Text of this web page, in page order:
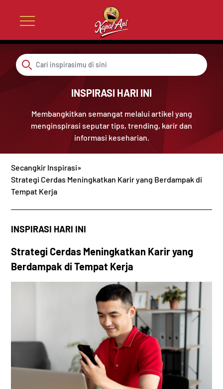
INSPIRASI HARI INI
Membangkitkan semangat melalui artikel yang
menginspirasi seputar tips, trending, karir dan
informasi keseharian.
Secangkir Inspirasi»
Strategi Cerdas Meningkatkan Karir yang Berdampak di
Tempat Kerja
INSPIRASI HARI INI
Strategi Cerdas Meningkatkan Karir yang
Berdampak di Tempat Kerja